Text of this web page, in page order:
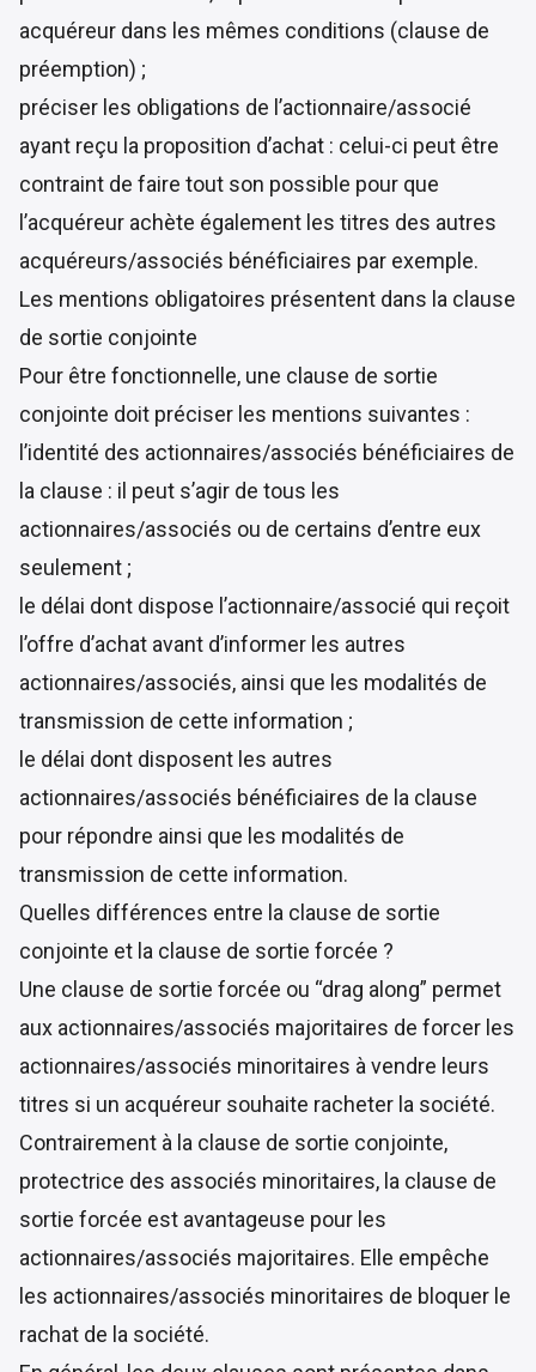
acquéreur dans les mêmes conditions (clause de
préemption) ;
préciser les obligations de l’actionnaire/associé
ayant reçu la proposition d’achat : celui-ci peut être
contraint de faire tout son possible pour que
l’acquéreur achète également les titres des autres
acquéreurs/associés bénéficiaires par exemple.
Les mentions obligatoires présentent dans la clause
de sortie conjointe
Pour être fonctionnelle, une clause de sortie
conjointe doit préciser les mentions suivantes :
l’identité des actionnaires/associés bénéficiaires de
la clause : il peut s’agir de tous les
actionnaires/associés ou de certains d’entre eux
seulement ;
le délai dont dispose l’actionnaire/associé qui reçoit
l’offre d’achat avant d’informer les autres
actionnaires/associés, ainsi que les modalités de
transmission de cette information ;
le délai dont disposent les autres
actionnaires/associés bénéficiaires de la clause
pour répondre ainsi que les modalités de
transmission de cette information.
Quelles différences entre la clause de sortie
conjointe et la clause de sortie forcée ?
Une clause de sortie forcée ou “drag along” permet
aux actionnaires/associés majoritaires de forcer les
actionnaires/associés minoritaires à vendre leurs
titres si un acquéreur souhaite racheter la société.
Contrairement à la clause de sortie conjointe,
protectrice des associés minoritaires, la clause de
sortie forcée est avantageuse pour les
actionnaires/associés majoritaires. Elle empêche
les actionnaires/associés minoritaires de bloquer le
rachat de la société.